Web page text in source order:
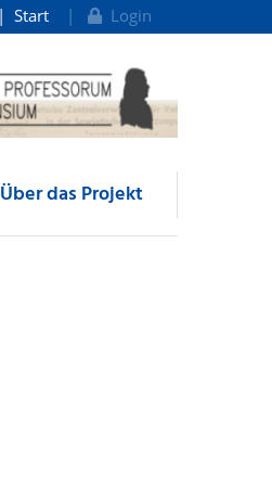
Start Login
Über das Projekt